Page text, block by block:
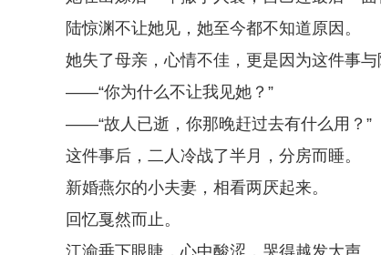
陆惊渊不让她见，她至今都不知道原因。
她失了母亲，心情不佳，更是因为这件事与
——“你为什么不让我见她？”
——“故人已逝，你那晚赶过去有什么用？”
这件事后，二人冷战了半月，分房而睡。
新婚燕尔的小夫妻，相看两厌起来。
回忆戛然而止。
江渝垂下眼睫，心中酸涩，哭得越发大声。